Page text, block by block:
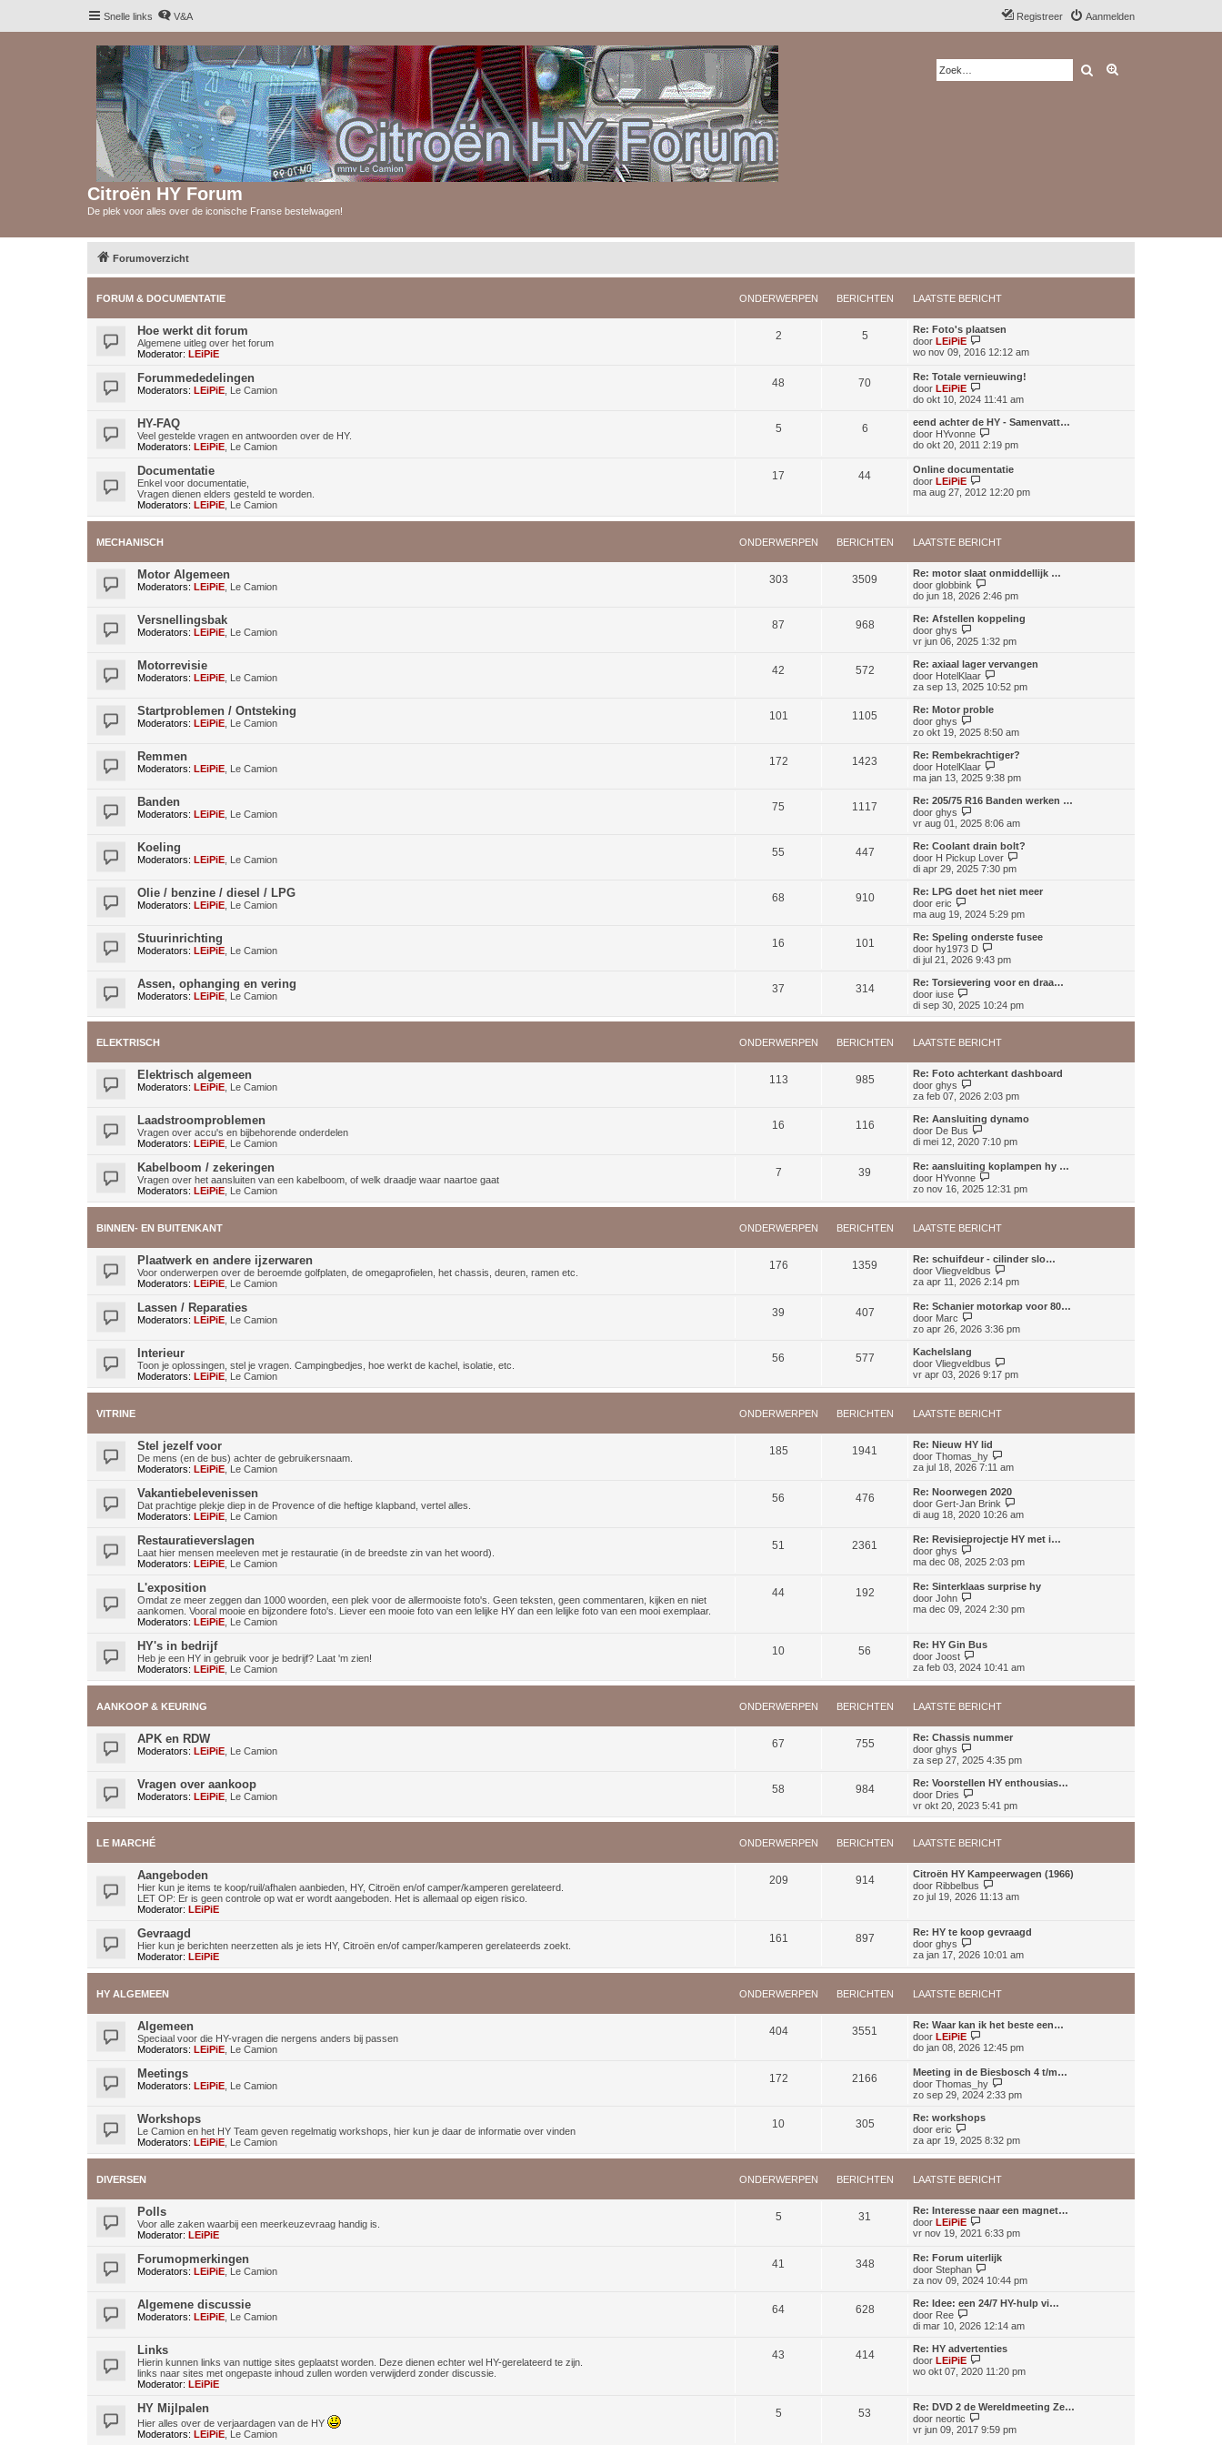
Snelle links V&A Aanmelden
Registreer
Citroën HY Forum
De plek voor alles over de iconische Franse bestelwagen!
Zoek
Forumoverzicht
FORUM & DOCUMENTATIE ONDERWERPEN BERICHTEN LAATSTE BERICHT
Hoe werkt dit forum
Algemene uitleg over het forum
Moderator: LEiPiE
2 5
Re: Foto's plaatsen
door LEiPiE
e
j
k
a
t
s
e
e
c
t
wo nov 09, 2016 12:12 am
Forummededelingen
Moderators: LEiPiE Le Camion
48 70
Re: Totale vernieuwing!
door LEiPiE
e
i
j
k
l
a
s
e
e
i
c
h
t
do okt 10, 2024 11:41 am
HY-FAQ
Veel gestelde vragen en antwoorden over de HY.
Moderators: LEiPiE Le Camion
5 6
eend achter de HY - Samenvatt…
door HYvonne
e
j
k
l
a
s
e
b
r
c
t
do okt 20, 2011 2:19 pm
Documentatie
Enkel voor documentatie,
Vragen dienen elders gesteld te worden.
Moderators: LEiPiE Le Camion
17 44
Online documentatie
door LEiPiE
e
j
l
t
s
t
b
r
c
h
t
ma aug 27, 2012 12:20 pm
MECHANISCH ONDERWERPEN BERICHTEN LAATSTE BERICHT
Motor Algemeen
Moderators: LEiPiE Le Camion
303 3509
Re: motor slaat onmiddellijk …
door globbink
e
i
j
k
l
a
t
s
e
e
i
c
h
do jun 18, 2026 2:46 pm
Versnellingsbak
Moderators: LEiPiE Le Camion
87 968
Re: Afstellen koppeling
door ghys
e
i
j
k
l
a
t
s
e
b
e
i
h
vr jun 06, 2025 1:32 pm
Motorrevisie
Moderators: LEiPiE Le Camion
42 572
Re: axiaal lager vervangen
door HotelKlaar
e
k
l
a
a
t
s
e
e
c
h
za sep 13, 2025 10:52 pm
Startproblemen / Ontsteking
Moderators: LEiPiE Le Camion
101 1105
Re: Motor proble
door ghys
e
i
j
k
l
a
a
t
s
e
b
e
i
h
zo okt 19, 2025 8:50 am
Remmen
Moderators: LEiPiE Le Camion
172 1423
Re: Rembekrachtiger?
door HotelKlaar
e
i
k
l
a
a
t
s
e
e
i
h
ma jan 13, 2025 9:38 pm
Banden
Moderators: LEiPiE Le Camion
75 1117
Re: 205/75 R16 Banden werken …
door ghys
e
i
j
k
l
a
a
t
s
e
b
e
i
h
t
vr aug 01, 2025 8:06 am
Koeling
Moderators: LEiPiE Le Camion
55 447
Re: Coolant drain bolt?
door H Pickup Lover
i
k
l
a
a
e
e
r
t
di apr 29, 2025 7:30 pm
Olie / benzine / diesel / LPG
Moderators: LEiPiE Le Camion
68 910
Re: LPG doet het niet meer
door eric
e
j
k
l
a
t
s
t
b
r
i
c
h
ma aug 19, 2024 5:29 pm
Stuurinrichting
Moderators: LEiPiE Le Camion
16 101
Re: Speling onderste fusee
door hy1973 D
e
k
i
k
l
a
t
e
e
i
h
di jul 21, 2026 9:43 pm
Assen, ophanging en vering
Moderators: LEiPiE Le Camion
37 314
Re: Torsievering voor en draa…
door iuse
e
i
k
a
a
t
s
e
b
e
i
c
h
di sep 30, 2025 10:24 pm
ELEKTRISCH ONDERWERPEN BERICHTEN LAATSTE BERICHT
Elektrisch algemeen
Moderators: LEiPiE Le Camion
113 985
Re: Foto achterkant dashboard
door ghys
e
i
j
k
l
a
t
s
t
b
r
i
c
h
za feb 07, 2026 2:03 pm
Laadstroomproblemen
Vragen over accu's en bijbehorende onderdelen
Moderators: LEiPiE Le Camion
16 116
Re: Aansluiting dynamo
door De Bus
e
j
k
a
t
t
e
b
e
i
h
t
di mei 12, 2020 7:10 pm
Kabelboom / zekeringen
Vragen over het aansluiten van een kabelboom, of welk draadje waar naartoe gaat
Moderators: LEiPiE Le Camion
7 39
Re: aansluiting koplampen hy …
door HYvonne
e
i
k
a
s
e
e
c
h
zo nov 16, 2025 12:31 pm
BINNEN- EN BUITENKANT ONDERWERPEN BERICHTEN LAATSTE BERICHT
Plaatwerk en andere ijzerwaren
Voor onderwerpen over de beroemde golfplaten, de omegaprofielen, het chassis, deuren, ramen etc.
Moderators: LEiPiE Le Camion
176 1359
Re: schuifdeur - cilinder slo…
door Vliegveldbus
e
k
i
j
l
s
t
r
h
za apr 11, 2026 2:14 pm
Lassen / Reparaties
Moderators: LEiPiE Le Camion
39 407
Re: Schanier motorkap voor 80…
door Marc
e
j
k
l
a
t
t
e
b
e
i
c
h
zo apr 26, 2026 3:36 pm
Interieur
Toon je oplossingen, stel je vragen. Campingbedjes, hoe werkt de kachel, isolatie, etc.
Moderators: LEiPiE Le Camion
56 577
Kachelslang
door Vliegveldbus
e
i
s
e
b
e
i
h
t
vr apr 03, 2026 9:17 pm
VITRINE ONDERWERPEN BERICHTEN LAATSTE BERICHT
Stel jezelf voor
De mens (en de bus) achter de gebruikersnaam.
Moderators: LEiPiE Le Camion
185 1941
Re: Nieuw HY lid
door Thomas_hy
e
i
j
k
l
a
s
e
e
t
za jul 18, 2026 7:11 am
Vakantiebelevenissen
Dat prachtige plekje diep in de Provence of die heftige klapband, vertel alles.
Moderators: LEiPiE Le Camion
56 476
Re: Noorwegen 2020
door Gert-Jan Brink
e
i
j
l
a
s
r
c
di aug 18, 2020 10:26 am
Restauratieverslagen
Laat hier mensen meeleven met je restauratie (in de breedste zin van het woord).
Moderators: LEiPiE Le Camion
51 2361
Re: Revisieprojectje HY met i…
door ghys
e
j
k
l
t
s
t
e
e
r
c
t
ma dec 08, 2025 2:03 pm
L'exposition
Omdat ze meer zeggen dan 1000 woorden, een plek voor de allermooiste foto's. Geen teksten, geen commentaren, kijken en niet
aankomen. Vooral mooie en bijzondere foto's. Liever een mooie foto van een lelijke HY dan een lelijke foto van een mooi exemplaar.
Moderators: LEiPiE Le Camion
44 192
Re: Sinterklaas surprise hy
door John
e
j
k
l
a
a
s
e
b
r
c
t
ma dec 09, 2024 2:30 pm
HY's in bedrijf
Heb je een HY in gebruik voor je bedrijf? Laat 'm zien!
Moderators: LEiPiE Le Camion
10 56
Re: HY Gin Bus
door Joost
e
i
k
a
s
e
e
r
c
t
za feb 03, 2024 10:41 am
AANKOOP & KEURING ONDERWERPEN BERICHTEN LAATSTE BERICHT
APK en RDW
Moderators: LEiPiE Le Camion
67 755
Re: Chassis nummer
door ghys
e
i
k
l
a
t
e
b
e
c
t
za sep 27, 2025 4:35 pm
Vragen over aankoop
Moderators: LEiPiE Le Camion
58 984
Re: Voorstellen HY enthousias…
door Dries
e
i
k
a
t
s
b
r
i
h
t
vr okt 20, 2023 5:41 pm
LE MARCHÉ ONDERWERPEN BERICHTEN LAATSTE BERICHT
Aangeboden
Hier kun je items te koop/ruil/afhalen aanbieden, HY, Citroën en/of camper/kamperen gerelateerd.
LET OP: Er is geen controle op wat er wordt aangeboden. Het is allemaal op eigen risico.
Moderator: LEiPiE
209 914
Citroën HY Kampeerwagen (1966)
door Ribbelbus
e
k
a
a
s
e
b
r
c
h
t
zo jul 19, 2026 11:13 am
Gevraagd
Hier kun je berichten neerzetten als je iets HY, Citroën en/of camper/kamperen gerelateerds zoekt.
Moderator: LEiPiE
161 897
Re: HY te koop gevraagd
door ghys
e
i
k
a
t
s
e
b
e
i
h
za jan 17, 2026 10:01 am
HY ALGEMEEN ONDERWERPEN BERICHTEN LAATSTE BERICHT
Algemeen
Speciaal voor die HY-vragen die nergens anders bij passen
Moderators: LEiPiE Le Camion
404 3551
Re: Waar kan ik het beste een…
door LEiPiE
e
i
j
k
l
a
s
t
b
r
i
h
do jan 08, 2026 12:45 pm
Meetings
Moderators: LEiPiE Le Camion
172 2166
Meeting in de Biesbosch 4 t/m…
door Thomas_hy
e
k
k
a
t
e
e
h
zo sep 29, 2024 2:33 pm
Workshops
Le Camion en het HY Team geven regelmatig workshops, hier kun je daar de informatie over vinden
Moderators: LEiPiE Le Camion
10 305
Re: workshops
door eric
e
i
k
a
s
e
b
e
i
h
za apr 19, 2025 8:32 pm
DIVERSEN ONDERWERPEN BERICHTEN LAATSTE BERICHT
Polls
Voor alle zaken waarbij een meerkeuzevraag handig is.
Moderator: LEiPiE
5 31
Re: Interesse naar een magnet…
door LEiPiE
e
j
k
l
a
s
e
e
c
t
vr nov 19, 2021 6:33 pm
Forumopmerkingen
Moderators: LEiPiE Le Camion
41 348
Re: Forum uiterlijk
door Stephan
e
i
k
l
a
a
t
s
b
r
za nov 09, 2024 10:44 pm
Algemene discussie
Moderators: LEiPiE Le Camion
64 628
Re: Idee: een 24/7 HY-hulp vi…
door Ree
e
i
j
k
l
t
s
t
di mar 10, 2026 12:14 am
Links
Hierin kunnen links van nuttige sites geplaatst worden. Deze dienen echter wel HY-gerelateerd te zijn.
links naar sites met ongepaste inhoud zullen worden verwijderd zonder discussie.
Moderator: LEiPiE
43 414
Re: HY advertenties
door LEiPiE
e
j
k
l
a
wo okt 07, 2020 11:20 pm
HY Mijlpalen
Hier alles over de verjaardagen van de HY
Moderators: LEiPiE Le Camion
5 53
Re: DVD 2 de Wereldmeeting Ze…
door neortic
e
vr jun 09, 2017 9:59 pm